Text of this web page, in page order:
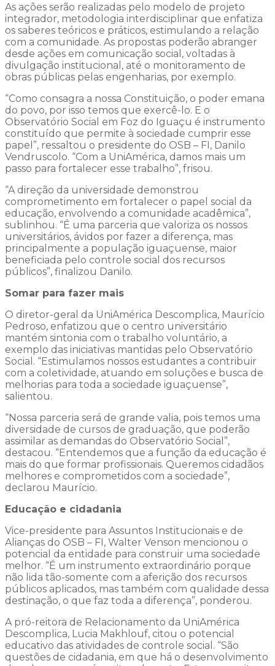
As ações serão realizadas pelo modelo de projeto
integrador, metodologia interdisciplinar que enfatiza
os saberes teóricos e práticos, estimulando a relação
com a comunidade. As propostas poderão abranger
desde ações em comunicação social, voltadas à
divulgação institucional, até o monitoramento de
obras públicas pelas engenharias, por exemplo.
“Como consagra a nossa Constituição, o poder emana
do povo, por isso temos que exercê-lo. E o
Observatório Social em Foz do Iguaçu é instrumento
constituído que permite à sociedade cumprir esse
papel”, ressaltou o presidente do OSB – FI, Danilo
Vendruscolo. “Com a UniAmérica, damos mais um
passo para fortalecer esse trabalho”, frisou.
“A direção da universidade demonstrou
comprometimento em fortalecer o papel social da
educação, envolvendo a comunidade acadêmica”,
sublinhou. “É uma parceria que valoriza os nossos
universitários, ávidos por fazer a diferença, mas
principalmente a população iguaçuense, maior
beneficiada pelo controle social dos recursos
públicos”, finalizou Danilo.
Somar para fazer mais
O diretor-geral da UniAmérica Descomplica, Maurício
Pedroso, enfatizou que o centro universitário
mantém sintonia com o trabalho voluntário, a
exemplo das iniciativas mantidas pelo Observatório
Social. “Estimulamos nossos estudantes a contribuir
com a coletividade, atuando em soluções e busca de
melhorias para toda a sociedade iguaçuense”,
salientou.
“Nossa parceria será de grande valia, pois temos uma
diversidade de cursos de graduação, que poderão
assimilar as demandas do Observatório Social”,
destacou. “Entendemos que a função da educação é
mais do que formar profissionais. Queremos cidadãos
melhores e comprometidos com a sociedade”,
declarou Maurício.
Educação e cidadania
Vice-presidente para Assuntos Institucionais e de
Alianças do OSB – FI, Walter Venson mencionou o
potencial da entidade para construir uma sociedade
melhor. “É um instrumento extraordinário porque
não lida tão-somente com a aferição dos recursos
públicos aplicados, mas também com qualidade dessa
destinação, o que faz toda a diferença”, ponderou.
A pró-reitora de Relacionamento da UniAmérica
Descomplica, Lucia Makhlouf, citou o potencial
educativo das atividades de controle social. “São
questões de cidadania, em que há o desenvolvimento